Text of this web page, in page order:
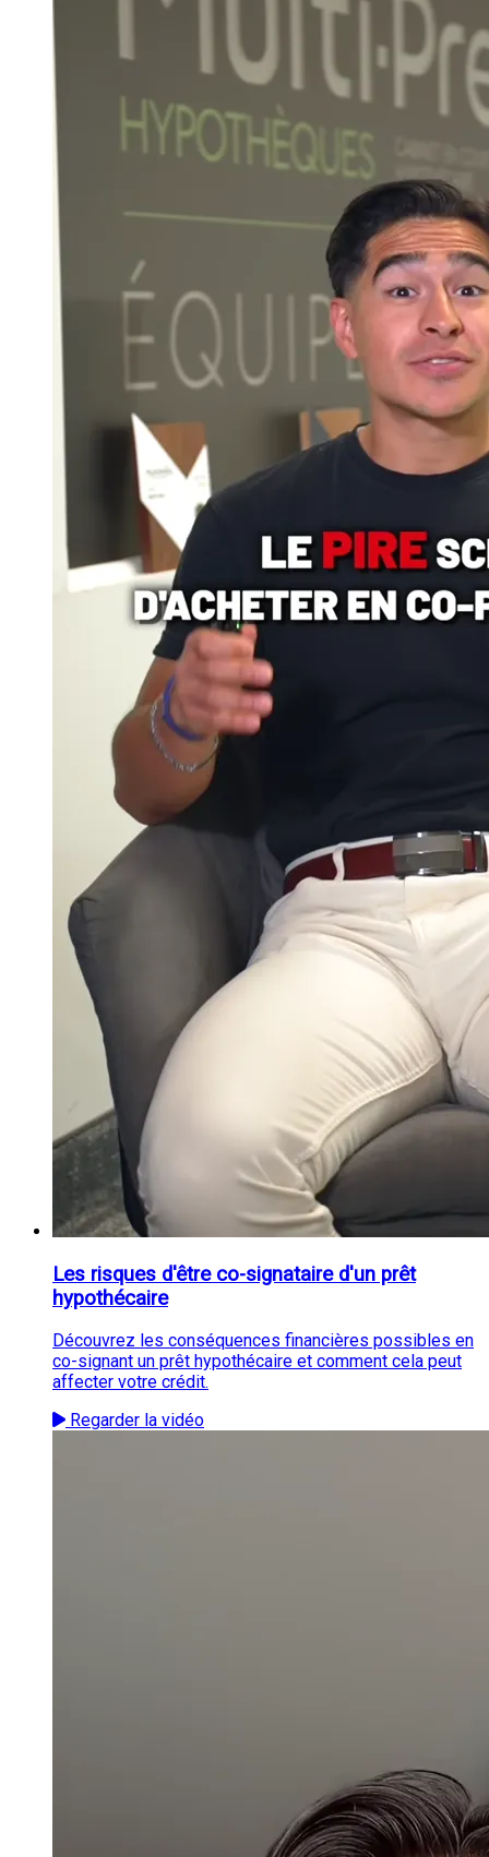
Les risques d'être co-signataire d'un prêt
hypothécaire
Découvrez les conséquences financières possibles en
co-signant un prêt hypothécaire et comment cela peut
affecter votre crédit.
Regarder la vidéo